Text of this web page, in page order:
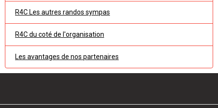
R4C Les autres randos sympas
R4C du coté de l'organisation
Les avantages de nos partenaires